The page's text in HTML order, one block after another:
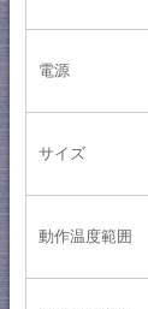
電源
サイズ
動作温度範囲